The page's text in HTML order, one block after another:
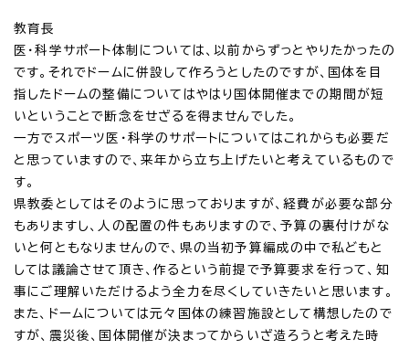
教育長
医・科学サポート体制については、以前からずっとやりたかったの
です。それでドームに併設して作ろうとしたのですが、国体を目
指したドームの整備についてはやはり国体開催までの期間が短
いということで断念をせざるを得ませんでした。
一方でスポーツ医・科学のサポートについてはこれからも必要だ
と思っていますので、来年から立ち上げたいと考えているもので
す。
県教委としてはそのように思っておりますが、経費が必要な部分
もありますし、人の配置の件もありますので、予算の裏付けがな
いと何ともなりませんので、県の当初予算編成の中で私どもと
しては議論させて頂き、作るという前提で予算要求を行って、知
事にご理解いただけるよう全力を尽くしていきたいと思います。
また、ドームについては元々国体の練習施設として構想したので
すが、震災後、国体開催が決まってからいざ造ろうと考えた時